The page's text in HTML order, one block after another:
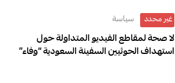
غير محدد سياسة
لا صحة لمقاطع الفيديو المتداولة حول
استهداف الحوثيين السفينة السعودية “وفاء”